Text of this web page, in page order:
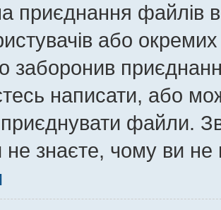
приєднання файлів
або
заборонив
написати, або
файли.
не знаєте, чому ви